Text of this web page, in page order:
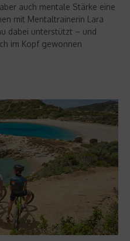
auch mentale Stärke eine
mit Mentaltrainerin Lara
dabei unterstützt – und
im Kopf gewonnen